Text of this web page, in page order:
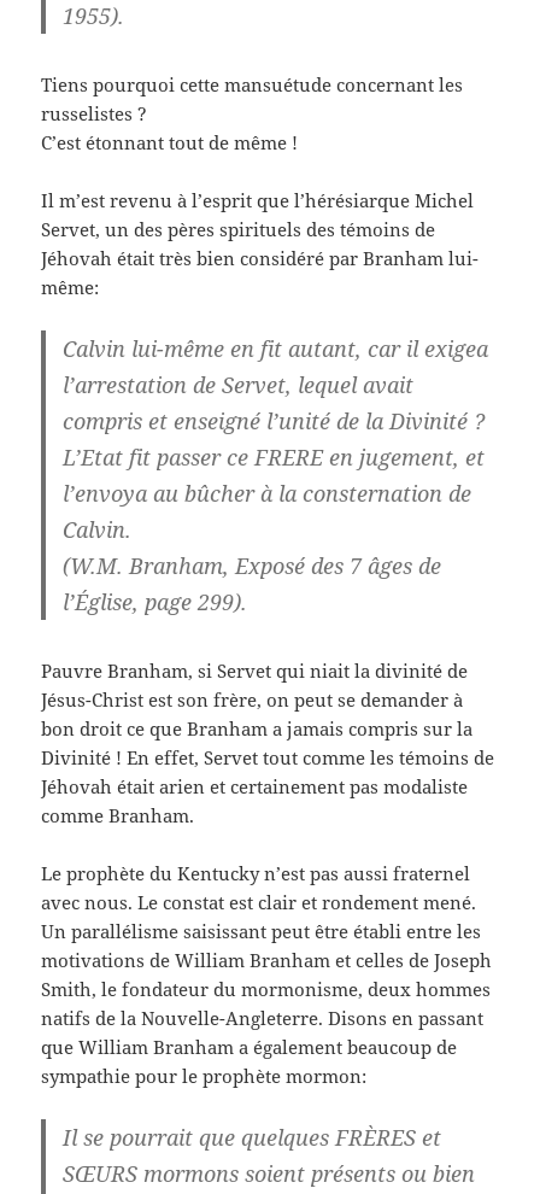
1955).
Tiens pourquoi cette mansuétude concernant les
russelistes ?
C’est étonnant tout de même !
Il m’est revenu à l’esprit que l’hérésiarque Michel
Servet, un des pères spirituels des témoins de
Jéhovah était très bien considéré par Branham lui-
même:
Calvin lui-même en fit autant, car il exigea
l’arrestation de Servet, lequel avait
compris et enseigné l’unité de la Divinité ?
L’Etat fit passer ce FRERE en jugement, et
l’envoya au bûcher à la consternation de
Calvin.
(W.M. Branham, Exposé des 7 âges de
l’Église, page 299).
Pauvre Branham, si Servet qui niait la divinité de
Jésus-Christ est son frère, on peut se demander à
bon droit ce que Branham a jamais compris sur la
Divinité ! En effet, Servet tout comme les témoins de
Jéhovah était arien et certainement pas modaliste
comme Branham.
Le prophète du Kentucky n’est pas aussi fraternel
avec nous. Le constat est clair et rondement mené.
Un parallélisme saisissant peut être établi entre les
motivations de William Branham et celles de Joseph
Smith, le fondateur du mormonisme, deux hommes
natifs de la Nouvelle-Angleterre. Disons en passant
que William Branham a également beaucoup de
sympathie pour le prophète mormon:
Il se pourrait que quelques FRÈRES et
SŒURS mormons soient présents ou bien